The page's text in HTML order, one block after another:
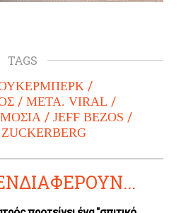
TAGS
META. VIRAL
JEFF BEZOS